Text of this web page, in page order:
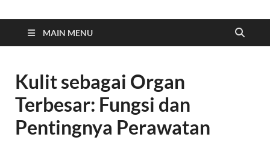
MAIN MENU
Kulit sebagai Organ
Terbesar: Fungsi dan
Pentingnya Perawatan